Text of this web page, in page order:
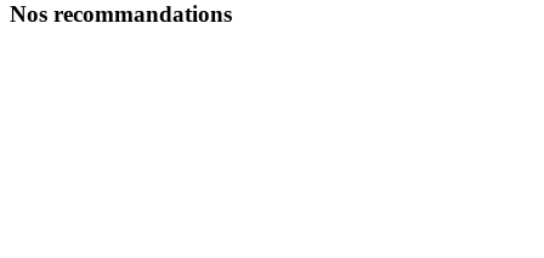
Nos recommandations